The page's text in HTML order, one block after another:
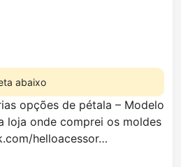
abaixo
opções de pétala – Modelo
loja onde comprei os moldes
helloacessor…